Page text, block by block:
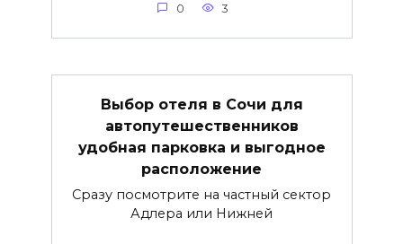
0 3
Выбор отеля в Сочи для
автопутешественников
удобная парковка и выгодное
расположение
Сразу посмотрите на частный сектор
Адлера или Нижней